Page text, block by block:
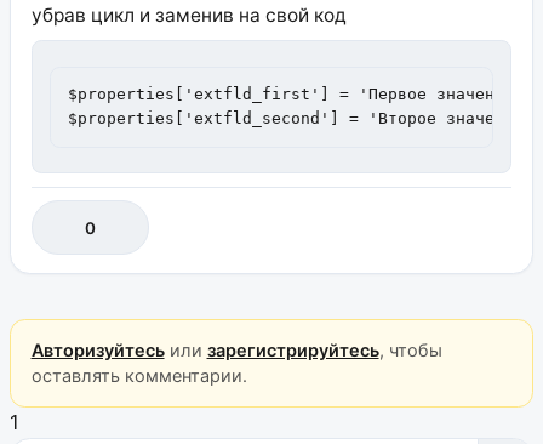
убрав цикл и заменив на свой код
$properties['extfld_first'] = 'Первое значение';
$properties['extfld_second'] = 'Второе значение';
0
Авторизуйтесьили зарегистрируйтесь, чтобы
оставлять комментарии.
1